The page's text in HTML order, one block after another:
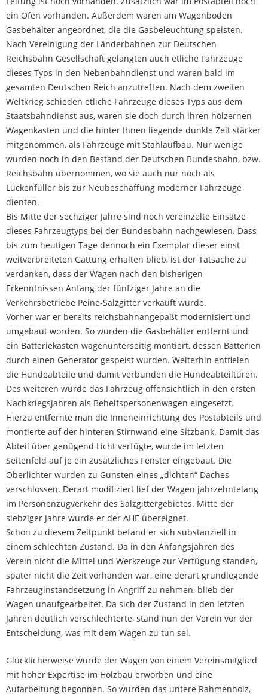
ein Ofen vorhanden. Außerdem waren am Wagenboden
Gasbehälter angeordnet, die die Gasbeleuchtung speisten.
Nach Vereinigung der Länderbahnen zur Deutschen
Reichsbahn Gesellschaft gelangten auch etliche Fahrzeuge
dieses Typs in den Nebenbahndienst und waren bald im
gesamten Deutschen Reich anzutreffen. Nach dem zweiten
Weltkrieg schieden etliche Fahrzeuge dieses Typs aus dem
Staatsbahndienst aus, waren sie doch durch ihren hölzernen
Wagenkasten und die hinter Ihnen liegende dunkle Zeit stärker
mitgenommen, als Fahrzeuge mit Stahlaufbau. Nur wenige
wurden noch in den Bestand der Deutschen Bundesbahn, bzw.
Reichsbahn übernommen, wo sie auch nur noch als
Lückenfüller bis zur Neubeschaffung moderner Fahrzeuge
dienten.
Bis Mitte der sechziger Jahre sind noch vereinzelte Einsätze
dieses Fahrzeugtyps bei der Bundesbahn nachgewiesen. Dass
bis zum heutigen Tage dennoch ein Exemplar dieser einst
weitverbreiteten Gattung erhalten blieb, ist der Tatsache zu
verdanken, dass der Wagen nach den bisherigen
Erkenntnissen Anfang der fünfziger Jahre an die
Verkehrsbetriebe Peine-Salzgitter verkauft wurde.
Vorher war er bereits reichsbahnangepaßt modernisiert und
umgebaut worden. So wurden die Gasbehälter entfernt und
ein Batteriekasten wagenunterseitig montiert, dessen Batterien
durch einen Generator gespeist wurden. Weiterhin entfielen
die Hundeabteile und damit verbunden die Hundeabteiltüren.
Des weiteren wurde das Fahrzeug offensichtlich in den ersten
Nachkriegsjahren als Behelfspersonenwagen eingesetzt.
Hierzu entfernte man die Inneneinrichtung des Postabteils und
montierte auf der hinteren Stirnwand eine Sitzbank. Damit das
Abteil über genügend Licht verfügte, wurde im letzten
Seitenfeld auf je ein zusätzliches Fenster eingebaut. Die
Oberlichter wurden zu Gunsten eines „dichten“ Daches
verschlossen. Derart modifiziert lief der Wagen jahrzehntelang
im Personenzugverkehr des Salzgittergebietes. Mitte der
siebziger Jahre wurde er der AHE übereignet.
Schon zu diesem Zeitpunkt befand er sich substanziell in
einem schlechten Zustand. Da in den Anfangsjahren des
Verein nicht die Mittel und Werkzeuge zur Verfügung standen,
später nicht die Zeit vorhanden war, eine derart grundlegende
Fahrzeuginstandsetzung in Angriff zu nehmen, blieb der
Wagen unaufgearbeitet. Da sich der Zustand in den letzten
Jahren deutlich verschlechterte, stand nun der Verein vor der
Entscheidung, was mit dem Wagen zu tun sei.
Glücklicherweise wurde der Wagen von einem Vereinsmitglied
mit hoher Expertise im Holzbau erworben und eine
Aufarbeitung begonnen. So wurden das untere Rahmenholz,